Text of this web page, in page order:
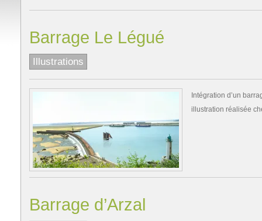
Barrage Le Légué
Illustrations
Intégration d’un
illustration réalisée
Barrage d’Arzal